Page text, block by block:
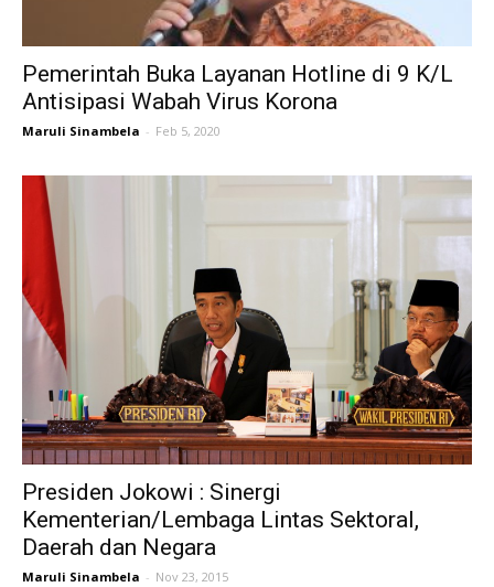
Pemerintah Buka Layanan Hotline di 9 K/L
Antisipasi Wabah Virus Korona
Maruli Sinambela - Feb 5, 2020
Presiden Jokowi : Sinergi
Kementerian/Lembaga Lintas Sektoral,
Daerah dan Negara
Maruli Sinambela - Nov 23, 2015